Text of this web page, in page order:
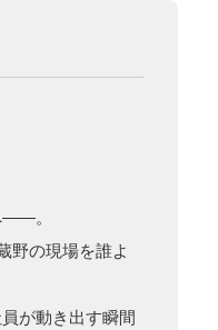
――。
野の現場を誰よ
が動き出す瞬間